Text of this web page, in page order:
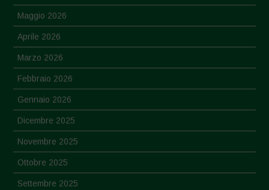
Maggio 2026
Aprile 2026
Marzo 2026
Febbraio 2026
Gennaio 2026
Dicembre 2025
Novembre 2025
Ottobre 2025
Settembre 2025